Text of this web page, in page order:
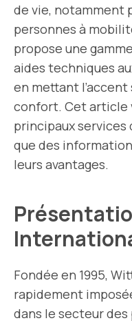
de vie, notamment
personnes à
propose une
aides techniques
en mettant
confort. Cet article
principaux
que des
leurs avantages.
Fondée en 1995,
rapidement
dans le secteur